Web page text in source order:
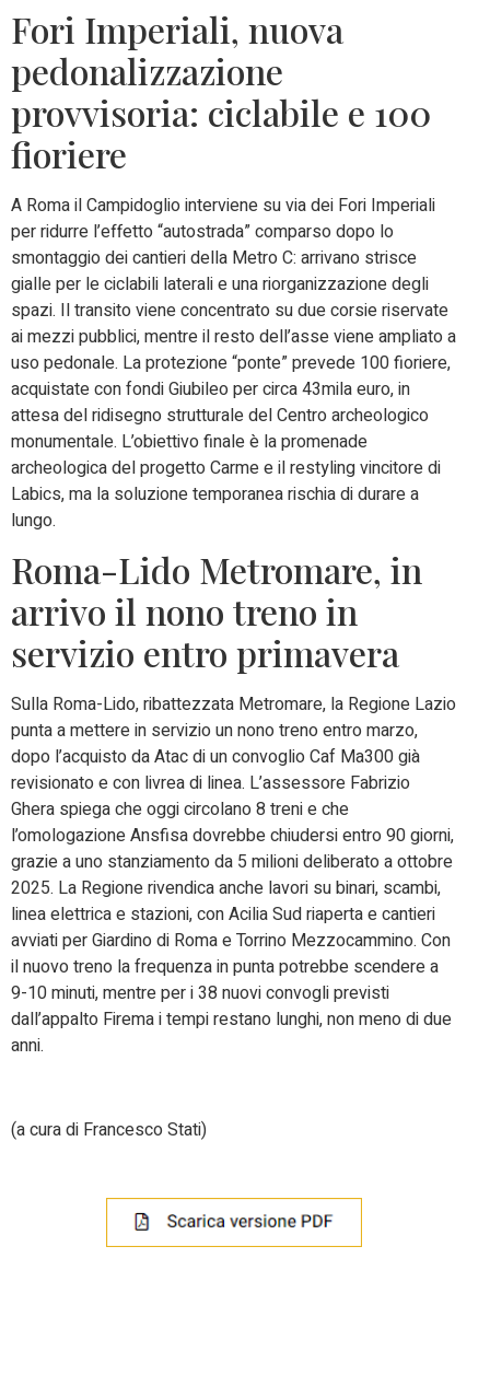
Fori Imperiali, nuova
pedonalizzazione
provvisoria: ciclabile e 100
fioriere
A Roma il Campidoglio interviene su via dei Fori Imperiali
per ridurre l’effetto “autostrada” comparso dopo lo
smontaggio dei cantieri della Metro C: arrivano strisce
gialle per le ciclabili laterali e una riorganizzazione degli
spazi. Il transito viene concentrato su due corsie riservate
ai mezzi pubblici, mentre il resto dell’asse viene ampliato a
uso pedonale. La protezione “ponte” prevede 100 fioriere,
acquistate con fondi Giubileo per circa 43mila euro, in
attesa del ridisegno strutturale del Centro archeologico
monumentale. L’obiettivo finale è la promenade
archeologica del progetto Carme e il restyling vincitore di
Labics, ma la soluzione temporanea rischia di durare a
lungo.
Roma-Lido Metromare, in
arrivo il nono treno in
servizio entro primavera
Sulla Roma-Lido, ribattezzata Metromare, la Regione Lazio
punta a mettere in servizio un nono treno entro marzo,
dopo l’acquisto da Atac di un convoglio Caf Ma300 già
revisionato e con livrea di linea. L’assessore Fabrizio
Ghera spiega che oggi circolano 8 treni e che
l’omologazione Ansfisa dovrebbe chiudersi entro 90 giorni,
grazie a uno stanziamento da 5 milioni deliberato a ottobre
2025. La Regione rivendica anche lavori su binari, scambi,
linea elettrica e stazioni, con Acilia Sud riaperta e cantieri
avviati per Giardino di Roma e Torrino Mezzocammino. Con
il nuovo treno la frequenza in punta potrebbe scendere a
9-10 minuti, mentre per i 38 nuovi convogli previsti
dall’appalto Firema i tempi restano lunghi, non meno di due
anni.
(a cura di Francesco Stati)